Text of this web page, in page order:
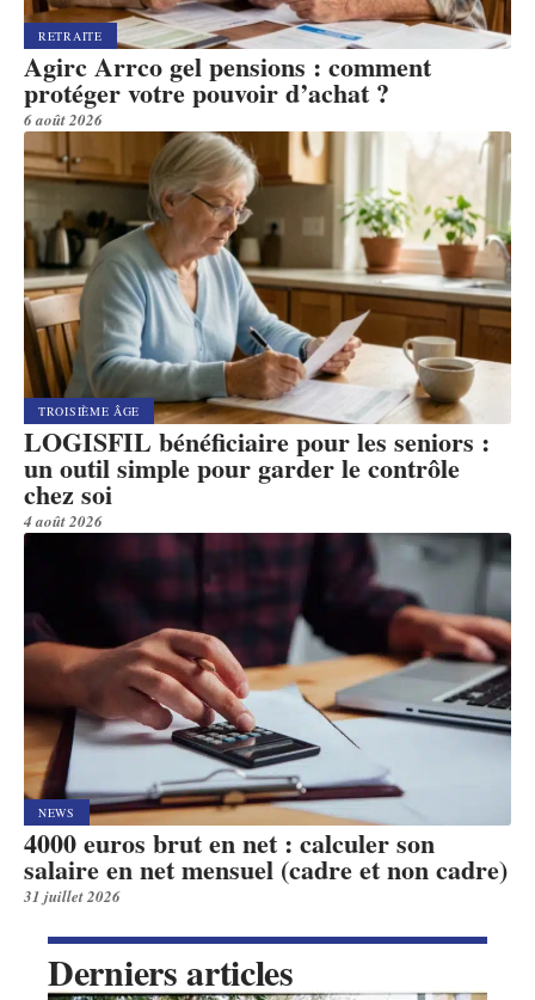
RETRAITE
Agirc Arrco gel pensions : comment
protéger votre pouvoir d’achat ?
6 août 2026
TROISIÈME ÂGE
LOGISFIL bénéficiaire pour les seniors :
un outil simple pour garder le contrôle
chez soi
4 août 2026
NEWS
4000 euros brut en net : calculer son
salaire en net mensuel (cadre et non cadre)
31 juillet 2026
Derniers articles